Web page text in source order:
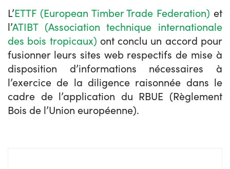
L’ETTF (European Timber Trade Federation) et
l’ATIBT (Association technique internationale
des bois tropicaux) ont conclu un accord pour
fusionner leurs sites web respectifs de mise à
disposition d’informations nécessaires à
l’exercice de la diligence raisonnée dans le
cadre de l’application du RBUE (Règlement
Bois de l’Union européenne).